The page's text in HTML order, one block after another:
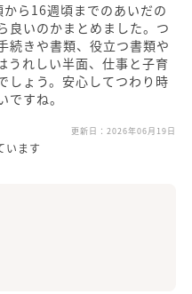
ら16週頃までのあいだの
良いのかまとめました。つ
続きや書類、役立つ書類や
うれしい半面、仕事と子育
しょう。安心してつわり時
すね。
更新日： 2026年06月19日
います